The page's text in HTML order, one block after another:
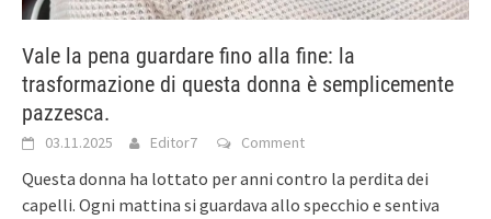
Vale la pena guardare fino alla fine: la
trasformazione di questa donna è semplicemente
pazzesca.
03.11.2025 Editor7 Comment
Questa donna ha lottato per anni contro la perdita dei
capelli. Ogni mattina si guardava allo specchio e sentiva